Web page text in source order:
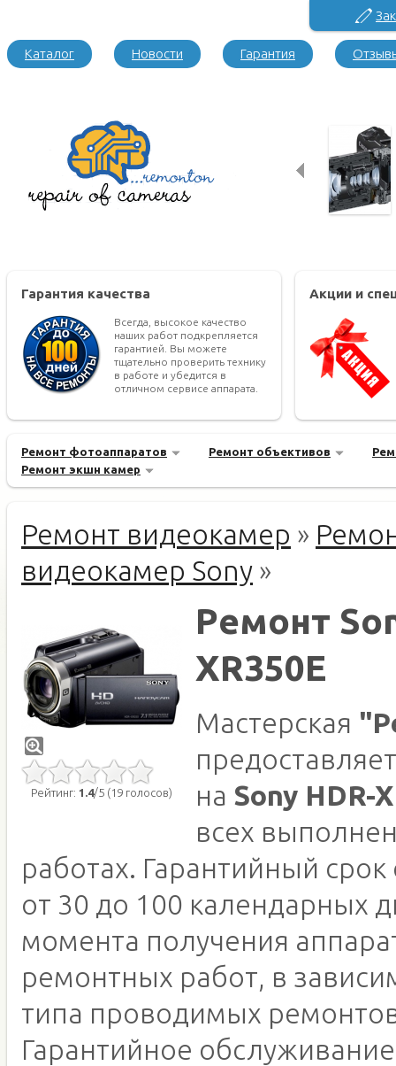
Каталог Новости Гарантия
Гарантия качества
Всегда, высокое качество
наших работ подкрепляется
гарантией. Вы можете
тщательно проверить технику
в работе и убедится в
отличном сервисе аппарата.
Акции и
Ремонт фотоаппаратов Ремонт объективов
Ремонт экшн камер
Ремонт видеокамер »
видеокамер Sony »
Рейтинг: 1.4/5 (19 голосов)
Ремонт
XR350E
Мастерская
на Sony HDR-
всех
работах. Гарантийный срок
от 30 до 100 календарных
момента получения
ремонтных работ, в
типа проводимых
Гарантийное обслуживание